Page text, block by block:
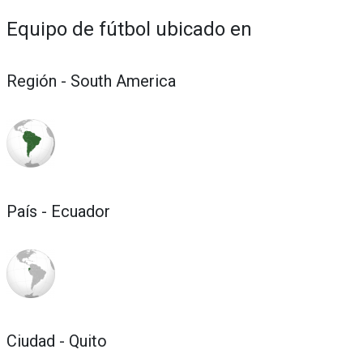
Equipo de fútbol ubicado en
Región - South America
País - Ecuador
Ciudad - Quito